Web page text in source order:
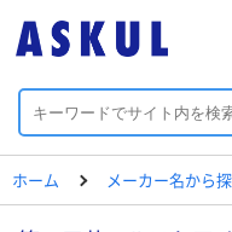
ホーム メーカー名から探